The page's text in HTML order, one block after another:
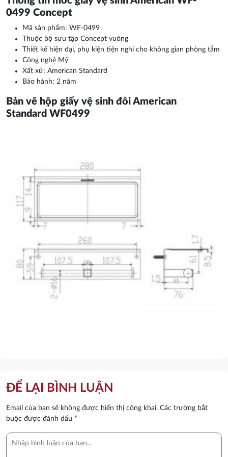
0499 Concept
Mã sản phẩm: WF-0499
Thuộc bộ sưu tập Concept vuông
Thiết kế hiện đại, phụ kiện tiện nghi cho không gian phòng tắm
Công nghệ Mỹ
Xất xứ: American Standard
Bảo hành: 2 năm
Bản vẽ hộp giấy vệ sinh đôi American
Standard WF0499
ĐỂ LẠI BÌNH LUẬN
Email của bạn sẽ không được hiển thị công khai. Các trường bắt
buộc được đánh dấu *